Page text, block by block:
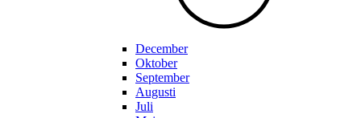
December
Oktober
September
Augusti
Juli